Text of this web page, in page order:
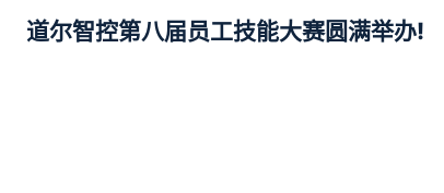
道尔智控第八届员工技能大赛圆满举办!